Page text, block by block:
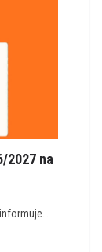
2027 na